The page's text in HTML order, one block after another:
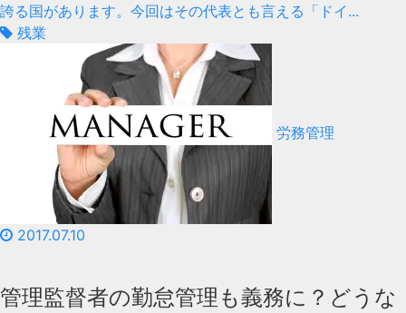
誇る国があります。今回はその代表とも言える「ドイ...
残業
労務管理
2017.07.10
管理監督者の勤怠管理も義務に？どうな